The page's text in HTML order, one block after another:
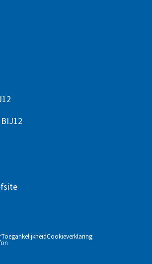
ToegankelijkheidCookieverklaring